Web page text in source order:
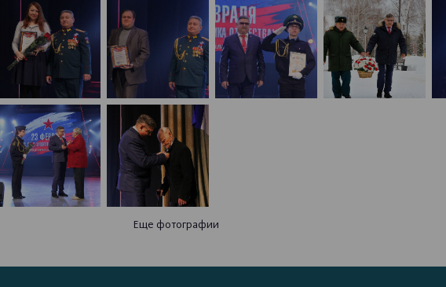
Еще фотографии